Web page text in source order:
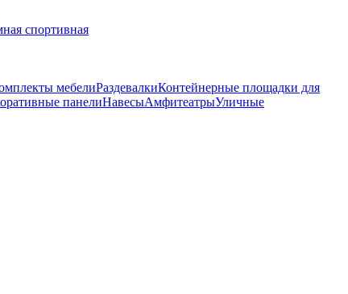
спортивная
мебелиРаздевалкиКонтейнерные площадки для
панелиНавесыАмфитеатрыУличные